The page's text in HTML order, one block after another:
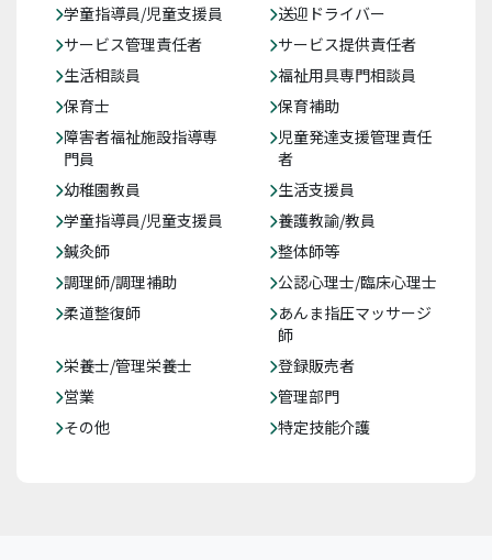
学童指導員/児童支援員
送迎ドライバー
サービス管理責任者
サービス提供責任者
生活相談員
福祉用具専門相談員
保育士
保育補助
障害者福祉施設指導専
門員
児童発達支援管理責任
者
幼稚園教員
生活支援員
学童指導員/児童支援員
養護教諭/教員
鍼灸師
整体師等
調理師/調理補助
公認心理士/臨床心理士
柔道整復師
あんま指圧マッサージ
師
栄養士/管理栄養士
登録販売者
営業
管理部門
その他
特定技能介護